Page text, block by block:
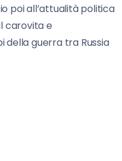
poi all’attualità politica
carovita e
della guerra tra Russia